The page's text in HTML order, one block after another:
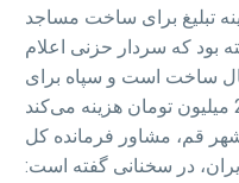
تبلیغ برای ساخت مساجد
بود که سردار حزنی اعلام
در حال ساخت است و سپاه برای
قم، مشاور فرمانده کل
در سخنانی گفته است: